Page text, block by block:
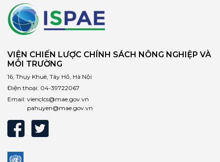
VIỆN CHIẾN LƯỢC CHÍNH SÁCH NÔNG NGHIỆP VÀ
MÔI TRƯỜNG
16, Thụy Khuê, Tây Hồ, Hà Nội
Điện thoại: 04-39722067
Email: vienclcs@mae.gov.vn
pahuyen@mae.gov.vn